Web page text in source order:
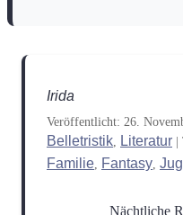
Coming-of-Age
Irida
Veröffentlicht: 26.
Belletristik, Literatur |
Familie, Fantasy,
Nächtliche